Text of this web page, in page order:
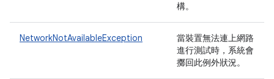
構。
NetworkNotAvailableException
當裝置無法連上網路
進行測試時，系統會
擲回此例外狀況。